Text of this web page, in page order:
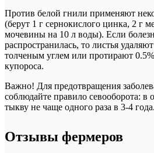
Против белой гнили применяют
(берут 1 г сернокислого цинка, 2 г
мочевины на 10 л воды). Если
распространилась, то листья
толченым углем или протирают
купороса.
Важно! Для предотвращения
соблюдайте правило севооборота:
тыкву не чаще одного раза в 3-4 года.
Отзывы фермеров